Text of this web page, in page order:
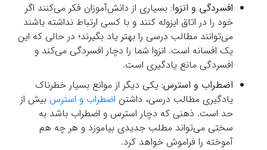
افسردگی و انزوا: بسیاری از دانش‌آموزان فکر می‌کنند اگر
خود را در اتاق ایزوله کنند و با کسی ارتباط نداشته باشند
می‌توانند مطالب درسی را بهتر یاد بگیرند؛ در حالی که این
یک افسانه است. انزوا شما را دچار افسردگی می‌کند و
افسردگی مانع یادگیری است.
اضطراب و استرس:یکی دیگر از موانع بسیار خطرناک
یادگیری مطالب درسی، داشتن اضطراب و استرس بیش از
حد است. ذهنی که دچار استرس و اضطراب باشد به
سختی می‌تواند مطلب جدیدی بیاموزد و هر چه هم
آموخته را فراموش خواهد کرد.